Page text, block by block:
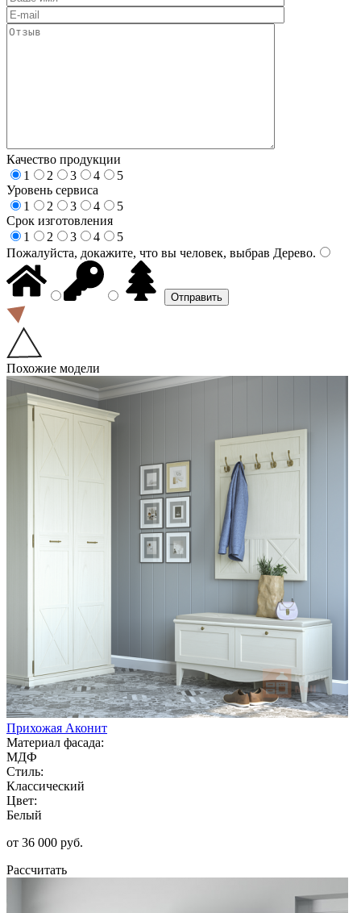
Качество продукции
1
2 3 4
5
Уровень сервиса
1
2 3 4
5
Срок изготовления
1
2 3 4
5
Пожалуйста, докажите, что вы человек, выбрав Дерево.
Похожие модели
Прихожая Аконит
Материал фасада:
МДФ
Стиль:
Классический
Цвет:
Белый
от 36 000 руб.
Рассчитать